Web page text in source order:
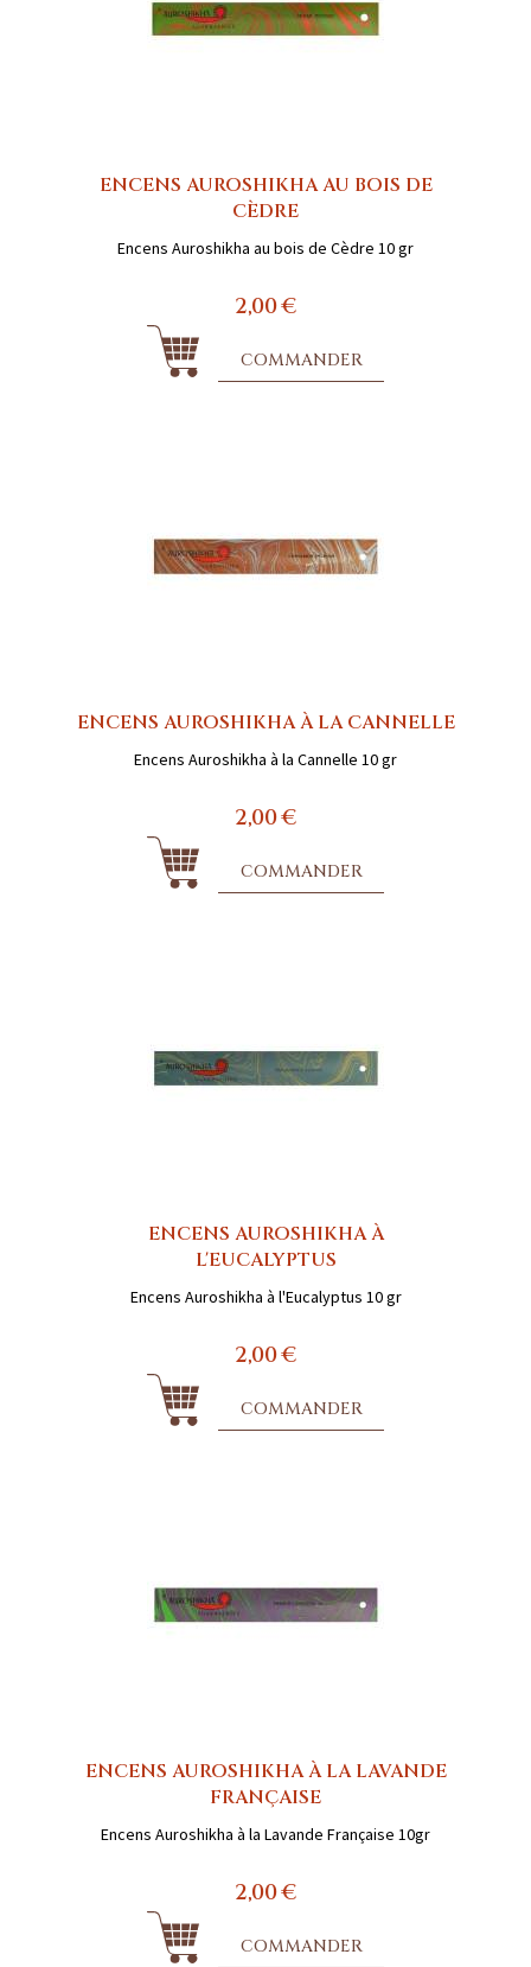
ENCENS AUROSHIKHA AU BOIS DE
CÈDRE
Encens Auroshikha au bois de Cèdre 10 gr
2,00 €
COMMANDER
ENCENS AUROSHIKHA À LA CANNELLE
Encens Auroshikha à la Cannelle 10 gr
2,00 €
COMMANDER
ENCENS AUROSHIKHA À
L'EUCALYPTUS
Encens Auroshikha à l'Eucalyptus 10 gr
2,00 €
COMMANDER
ENCENS AUROSHIKHA À LA LAVANDE
FRANÇAISE
Encens Auroshikha à la Lavande Française 10gr
2,00 €
COMMANDER